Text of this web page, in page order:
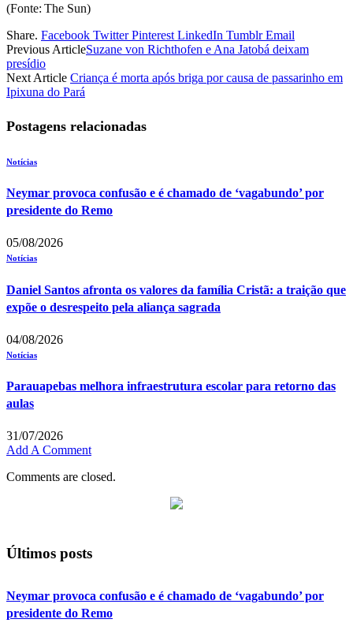
(Fonte: The Sun)
Share. Facebook Twitter Pinterest LinkedIn Tumblr Email
Previous ArticleSuzane von Richthofen e Ana Jatobá deixam
presídio
Next Article Criança é morta após briga por causa de passarinho em
Ipixuna do Pará
Postagens relacionadas
Notícias
Neymar provoca confusão e é chamado de ‘vagabundo’ por
presidente do Remo
05/08/2026
Notícias
Daniel Santos afronta os valores da família Cristã: a traição que
expõe o desrespeito pela aliança sagrada
04/08/2026
Notícias
Parauapebas melhora infraestrutura escolar para retorno das
aulas
31/07/2026
Add A Comment
Comments are closed.
Últimos posts
Neymar provoca confusão e é chamado de ‘vagabundo’ por
presidente do Remo